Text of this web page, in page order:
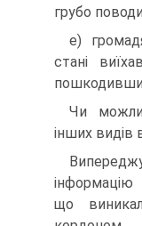
грубо
е)
стані
Чи
інших видів
інформацію
що